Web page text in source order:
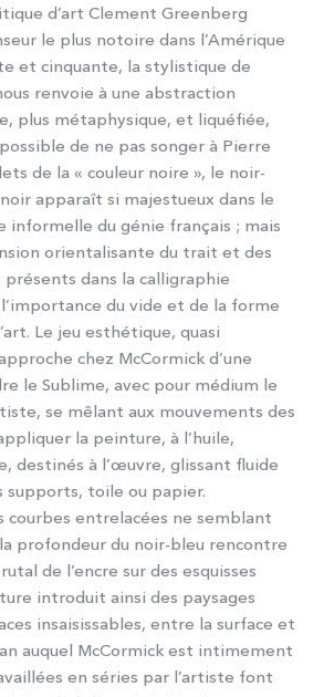
d’art Clement Greenberg
le plus notoire dans l’Amérique
et cinquante, la stylistique de
renvoie à une abstraction
plus métaphysique, et liquéfiée,
de ne pas songer à Pierre
de la « couleur noire », le noir-
apparaît si majestueux dans le
informelle du génie français ; mais
orientalisante du trait et des
dans la calligraphie
du vide et de la forme
Le jeu esthétique, quasi
chez McCormick d’une
le Sublime, avec pour médium le
se mêlant aux mouvements des
la peinture, à l’huile,
destinés à l’œuvre, glissant fluide
supports, toile ou papier.
courbes entrelacées ne semblant
profondeur du noir-bleu rencontre
de l’encre sur des esquisses
introduit ainsi des paysages
insaisissables, entre la surface et
auquel McCormick est intimement
en séries par l’artiste font